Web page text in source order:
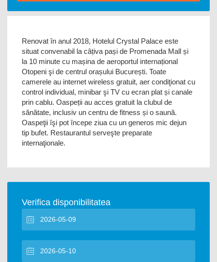
Renovat în anul 2018, Hotelul Crystal Palace este
situat convenabil la câțiva pași de Promenada Mall și
la 10 minute cu mașina de aeroportul internațional
Otopeni şi de centrul orașului București. Toate
camerele au internet wireless gratuit, aer condiţionat cu
control individual, minibar şi TV cu ecran plat și canale
prin cablu. Oaspeții au acces gratuit la clubul de
sănătate, inclusiv un centru de fitness și o saună.
Oaspeţii îşi pot începe ziua cu un generos mic dejun
tip bufet. Restaurantul serveşte preparate
internaţionale.
Verifica disponibilitatea